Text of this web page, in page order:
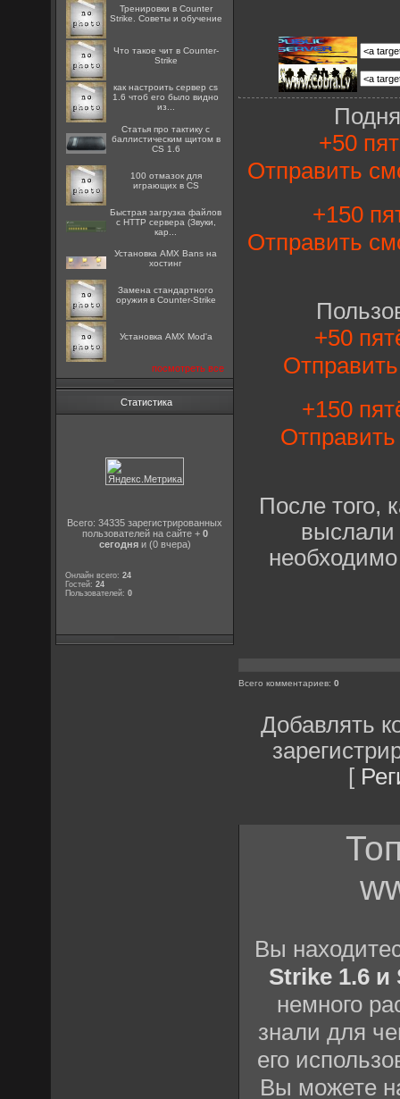
Тренировки в Counter
Strike. Советы и обучение
Что такое чит в Counter-
Strike
как настроить сервер cs
1.6 чтоб его было видно
из...
Статья про тактику с
баллистическим щитом в
CS 1.6
100 отмазок для
играющих в CS
Быстрая загрузка файлов
с HTTP сервера (Звуки,
кар...
Установка AMX Bans на
хостинг
Замена стандартного
оружия в Counter-Strike
Установка AMX Mod'a
посмотреть все
Статистика
Всего: 34335 зарегистрированных
пользователей на сайте + 0
сегодняи (0 вчера)
Онлайн всего:24
Гостей:24
Пользователей:0
+50
Отправить
+150
Отправить
+50
+150
После того,
выслали
Всего комментариев:0
Добавлять
[
Вы
Strike 1.6 и
немного
знали для
его
Вы можете